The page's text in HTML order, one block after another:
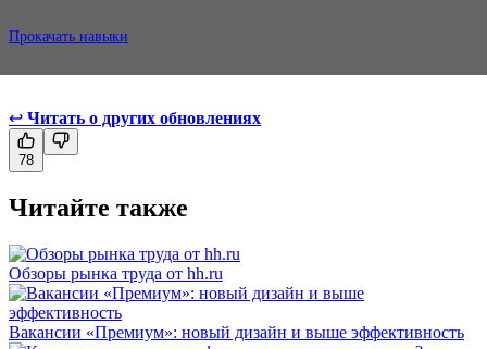
Прокачать навыки
↩ Читать о других обновлениях
78
Читайте также
Обзоры рынка труда от hh.ru
Вакансии «Премиум»: новый дизайн и выше эффективность